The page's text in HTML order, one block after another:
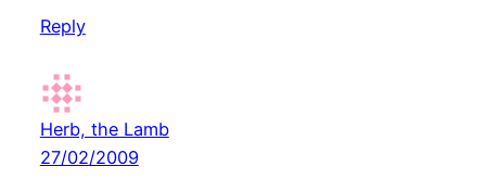
Reply
Herb, the Lamb
27/02/2009